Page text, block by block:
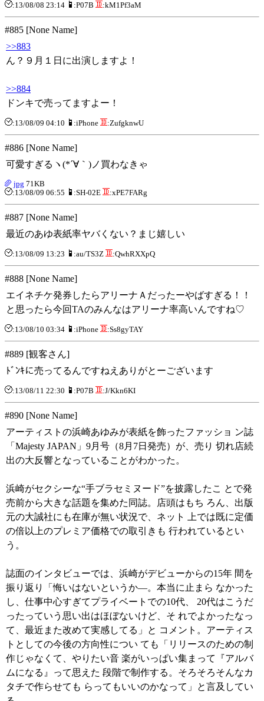
:13/08/08 23:14 :P07B :kM1Pf3aM
#885 [None Name]
>>883
ん？９月１日に出演しますよ！
>>884
ドンキで売ってますよー！
:13/08/09 04:10 :iPhone :ZufgknwU
#886 [None Name]
可愛すぎるヽ(*´∀｀)ノ買わなきゃ
jpg 71KB
:13/08/09 06:55
:SH-02E :xPE7FARg
#887 [None Name]
最近のあゆ表紙率ヤバくない？まじ嬉しい
:13/08/09 13:23 :au/TS3Z :QwhRXXpQ
#888 [None Name]
エイネチケ発券したらアリーナＡだったーやばすぎる！！
と思ったら今回TAのみんなはアリーナ率高いんですね♡
:13/08/10 03:34 :iPhone :Ss8gyTAY
#889 [観客さん]
ﾄﾞﾝｷに売ってるんですねえありがとーございます
:13/08/11 22:30 :P07B :J/Kkn6KI
#890 [None Name]
アーティストの浜崎あゆみが表紙を飾ったファッショ ン誌
「Majesty JAPAN」9月号（8月7日発売）が、売り 切れ店続
出の大反響となっていることがわかった。
浜崎がセクシーな“手ブラセミヌード”を披露したこ とで発
売前から大きな話題を集めた同誌。店頭はもち ろん、出版
元の大誠社にも在庫が無い状況で、ネット 上では既に定価
の倍以上のプレミア価格での取引きも 行われているとい
う。
誌面のインタビューでは、浜崎がデビューからの15年 間を
振り返り「悔いはないというか―。本当に止まら なかった
し、仕事中心すぎてプライベートでの10代、 20代はこうだ
ったっていう思い出はほぼないけど、そ れでよかったなっ
て、最近また改めて実感してる」と コメント。アーティス
トとしての今後の方向性につい ても「リリースのための制
作じゃなくて、やりたい音 楽がいっぱい集まって『アルバ
ムになる』って思えた 段階で制作する。そろそろそんなカ
タチで作らせても らってもいいのかなって」と言及してい